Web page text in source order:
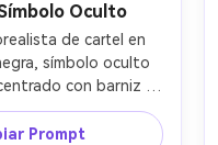
Oculto
de cartel en
símbolo oculto
con barniz
papel carbón,
minúscula,
Prompt